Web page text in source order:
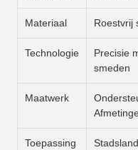
Materiaal Roestvrij
Technologie
Precisie
smeden
Maatwerk
Toepassing